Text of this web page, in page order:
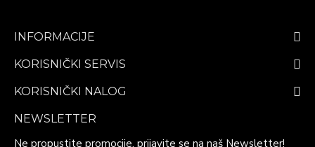
INFORMACIJE
KORISNIČKI SERVIS
KORISNIČKI NALOG
NEWSLETTER
Ne propustite promocije, prijavite se na naš Newsletter!